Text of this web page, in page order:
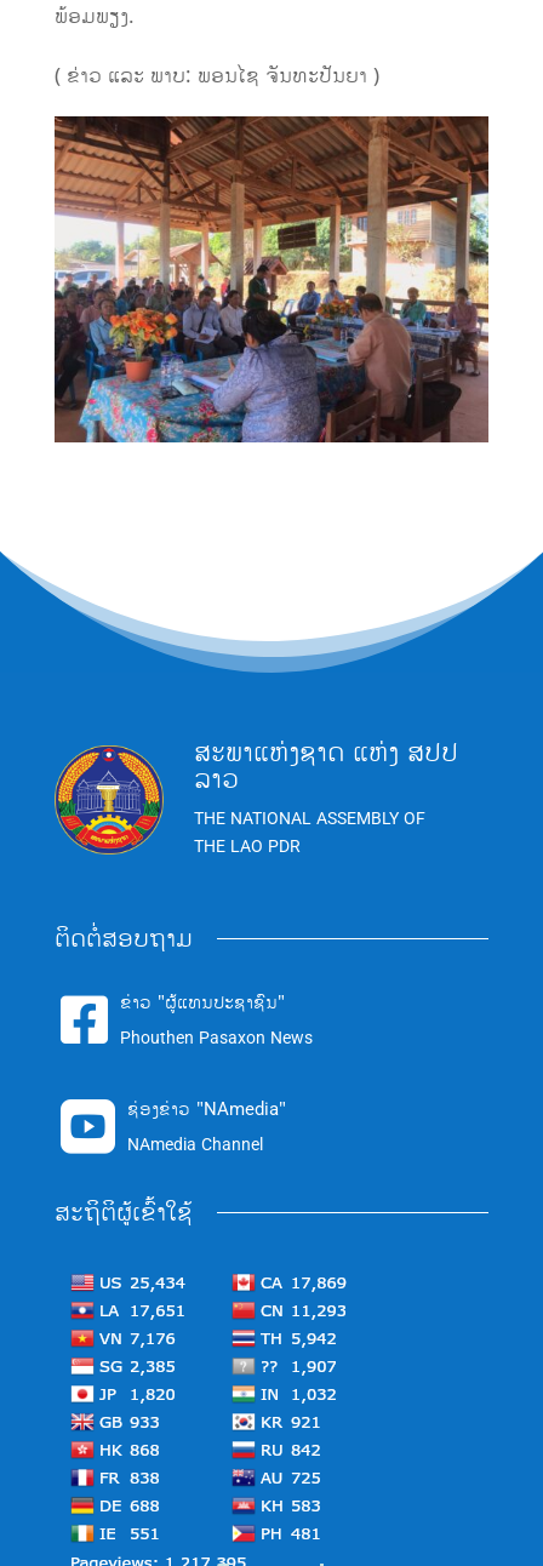
ພ້ອມພຽງ.
( ຂ່າວ ແລະ ພາບ: ພອນໄຊ ຈັນທະປັນຍາ )
ສະພາແຫ່ງຊາດ ແຫ່ງ ສປປ
ລາວ
THE NATIONAL ASSEMBLY OF
THE LAO PDR
ຕິດຕໍ່ສອບຖາມ
 ຂ່າວ "ຜູ້ແທນປະຊາຊົນ"
Phouthen Pasaxon News
 ຊ່ອງຂ່າວ "NAmedia"
NAmedia Channel
ສະຖິຕິຜູ້ເຂົ້າໃຊ້